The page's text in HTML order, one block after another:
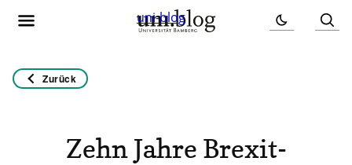
uni-blog
Zurück
Zehn Jahre Brexit-